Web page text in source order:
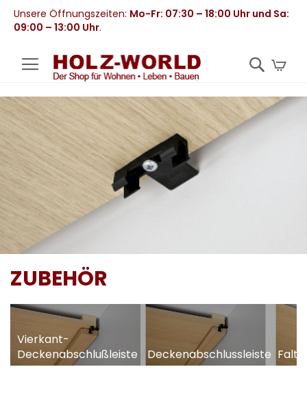
Unsere Öffnungszeiten: Mo-Fr: 07:30 – 18:00 Uhr und Sa:
09:00 – 13:00 Uhr.
ZUBEHÖR
Vierkant-
Deckenabschlußleiste
Deckenabschlussleiste